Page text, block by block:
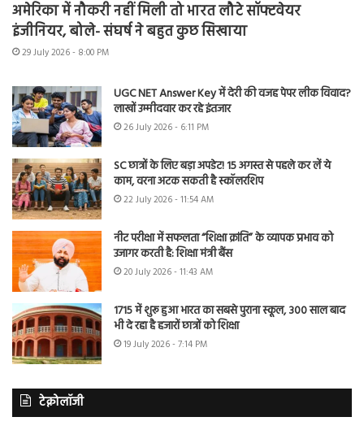
अमेरिका में नौकरी नहीं मिली तो भारत लौटे सॉफ्टवेयर
इंजीनियर, बोले- संघर्ष ने बहुत कुछ सिखाया
29 July 2026 - 8:00 PM
UGC NET Answer Key में देरी की वजह पेपर लीक विवाद?
लाखों उम्मीदवार कर रहे इंतजार
26 July 2026 - 6:11 PM
SC छात्रों के लिए बड़ा अपडेट! 15 अगस्त से पहले कर लें ये
काम, वरना अटक सकती है स्कॉलरशिप
22 July 2026 - 11:54 AM
नीट परीक्षा में सफलता “शिक्षा क्रांति” के व्यापक प्रभाव को
उजागर करती है: शिक्षा मंत्री बैंस
20 July 2026 - 11:43 AM
1715 में शुरू हुआ भारत का सबसे पुराना स्कूल, 300 साल बाद
भी दे रहा है हजारों छात्रों को शिक्षा
19 July 2026 - 7:14 PM
टेक्नोलॉजी